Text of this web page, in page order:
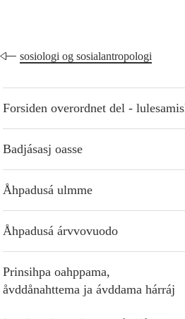
sosiologi og sosialantropologi
Forsiden overordnet del -
Badjásasj oasse
Åhpadusá ulmme
Åhpadusá árvvovuodo
Prinsihpa oahppama,
åvddånahttema ja ávddama hárráj